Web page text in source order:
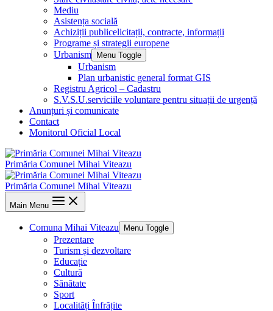
Mediu
Asistența socială
Achiziții publicelicitații, contracte, informații
Programe și strategii europene
Urbanism
Menu Toggle
Urbanism
Plan urbanistic general format GIS
Registru Agricol – Cadastru
S.V.S.U.serviciile voluntare pentru situații de urgență
Anunțuri și comunicate
Contact
Monitorul Oficial Local
Primăria Comunei Mihai Viteazu
Primăria Comunei Mihai Viteazu
Main Menu
Comuna Mihai Viteazu Menu Toggle
Prezentare
Turism și dezvoltare
Educație
Cultură
Sănătate
Sport
Localități Înfrățite